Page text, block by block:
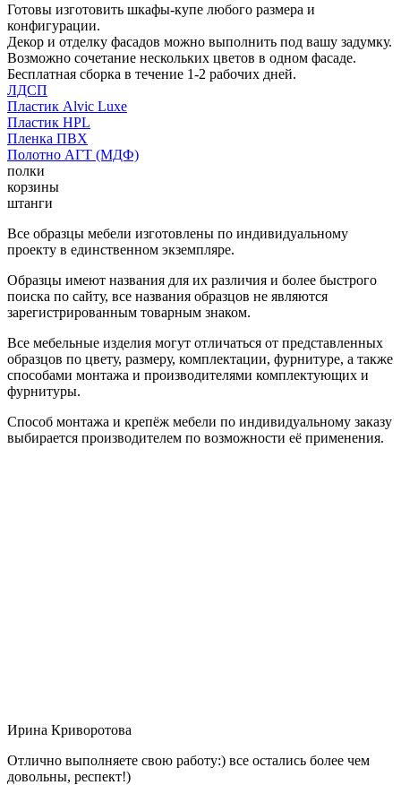
Готовы изготовить шкафы-купе любого размера и
конфигурации.
Декор и отделку фасадов можно выполнить под вашу задумку.
Возможно сочетание нескольких цветов в одном фасаде.
Бесплатная сборка в течение 1-2 рабочих дней.
ЛДСП
Пластик Alvic Luxe
Пластик HPL
Пленка ПВХ
Полотно АГТ (МДФ)
полки
корзины
штанги
Все образцы мебели изготовлены по индивидуальному
проекту в единственном экземпляре.
Образцы имеют названия для их различия и более быстрого
поиска по сайту, все названия образцов не являются
зарегистрированным товарным знаком.
Все мебельные изделия могут отличаться от представленных
образцов по цвету, размеру, комплектации, фурнитуре, а также
способами монтажа и производителями комплектующих и
фурнитуры.
Способ монтажа и крепёж мебели по индивидуальному заказу
выбирается производителем по возможности её применения.
Ирина Криворотова
Отлично выполняете свою работу:) все остались более чем
довольны, респект!)